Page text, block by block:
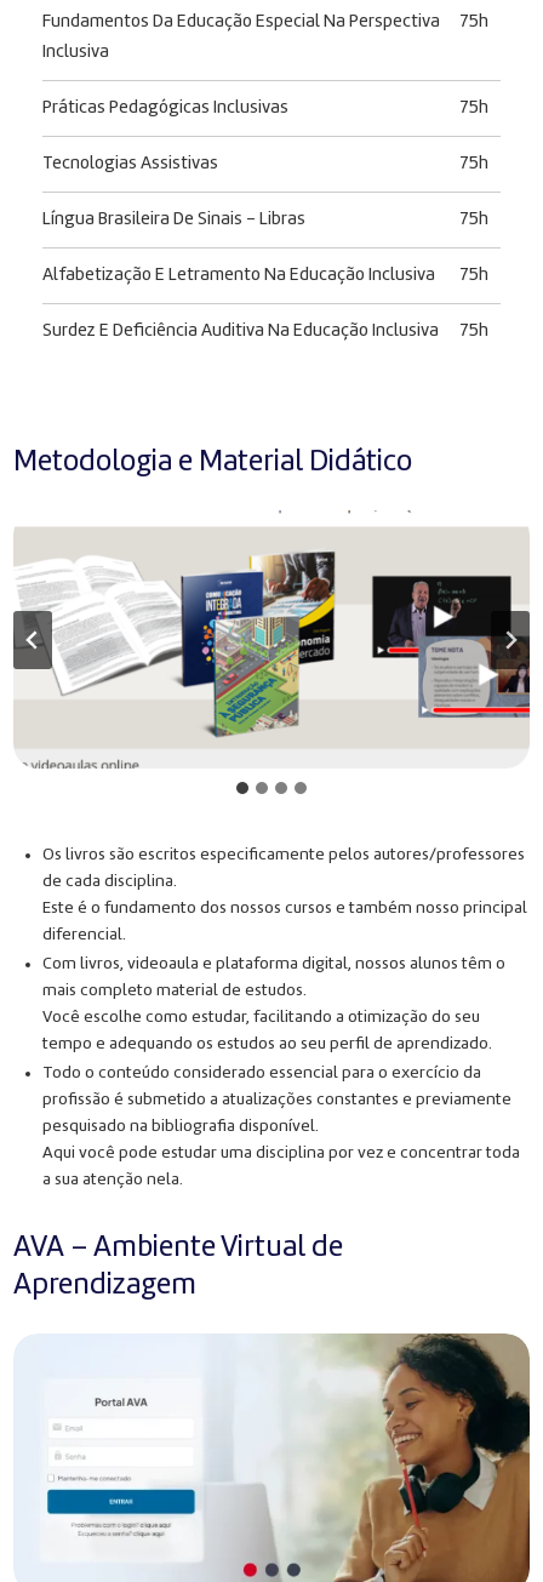
Fundamentos Da Educação Especial Na Perspectiva
Inclusiva
75h
Práticas Pedagógicas Inclusivas 75h
Tecnologias Assistivas 75h
Língua Brasileira De Sinais – Libras 75h
Alfabetização E Letramento Na Educação Inclusiva 75h
Surdez E Deficiência Auditiva Na Educação Inclusiva 75h
Metodologia e Material Didático
Os livros são escritos especificamente pelos autores/professores
de cada disciplina.
Este é o fundamento dos nossos cursos e também nosso principal
diferencial.
Com livros, videoaula e plataforma digital, nossos alunos têm o
mais completo material de estudos.
Você escolhe como estudar, facilitando a otimização do seu
tempo e adequando os estudos ao seu perfil de aprendizado.
Todo o conteúdo considerado essencial para o exercício da
profissão é submetido a atualizações constantes e previamente
pesquisado na bibliografia disponível.
Aqui você pode estudar uma disciplina por vez e concentrar toda
a sua atenção nela.
AVA – Ambiente Virtual de
Aprendizagem